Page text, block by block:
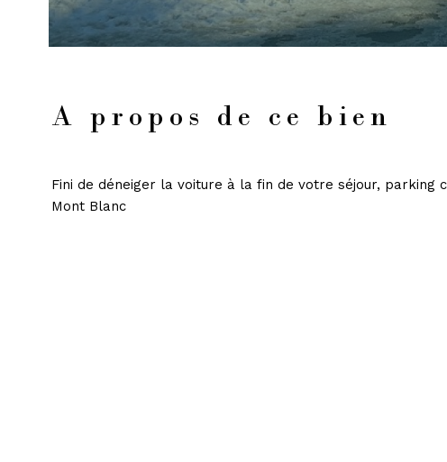
A propos de ce bien
Fini de déneiger la voiture à la fin de votre séjour, parking
Mont Blanc